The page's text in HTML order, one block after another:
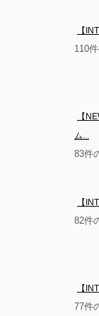
【
110
【
ム...
83件
【
82件
【
77件